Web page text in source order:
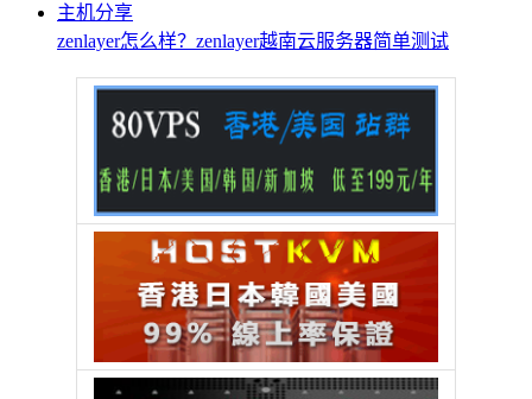
zenlayer怎么样？zenlayer越南云服务器简单测试